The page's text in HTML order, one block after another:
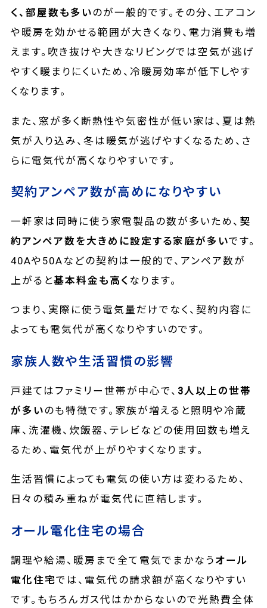
く、部屋数も多いのが一般的です。その分、エアコン
や暖房を効かせる範囲が大きくなり、電力消費も増
えます。吹き抜けや大きなリビングでは空気が逃げ
やすく暖まりにくいため、冷暖房効率が低下しやす
くなります。
また、窓が多く断熱性や気密性が低い家は、夏は熱
気が入り込み、冬は暖気が逃げやすくなるため、さ
らに電気代が高くなりやすいです。
契約アンペア数が高めになりやすい
一軒家は同時に使う家電製品の数が多いため、 契
約アンペア数を大きめに設定する家庭が多いです。
40Aや50Aなどの契約は一般的で、アンペア数が
上がると基本料金も高く なります。
つまり、実際に使う電気量だけでなく、契約内容に
よっても電気代が高くなりやすいのです。
家族人数や生活習慣の影響
戸建てはファミリー世帯が中心で、 3人以上の世帯
が多いのも特徴です。家族が増えると照明や冷蔵
庫、洗濯機、炊飯器、テレビなどの使用回数も増え
るため、電気代が上がりやすくなります。
生活習慣によっても電気の使い方は変わるため、
日々の積み重ねが電気代に直結します。
オール電化住宅の場合
調理や給湯、暖房まで全て電気でまかなう オール
電化住宅では、電気代の請求額が高くなりやすい
です。もちろんガス代はかからないので光熱費全体